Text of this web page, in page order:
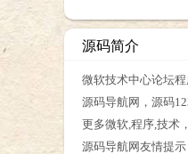
源码简介
微软技术中心论坛
源码导航网，源码
更多微软,程序,技术
源码导航网友情提